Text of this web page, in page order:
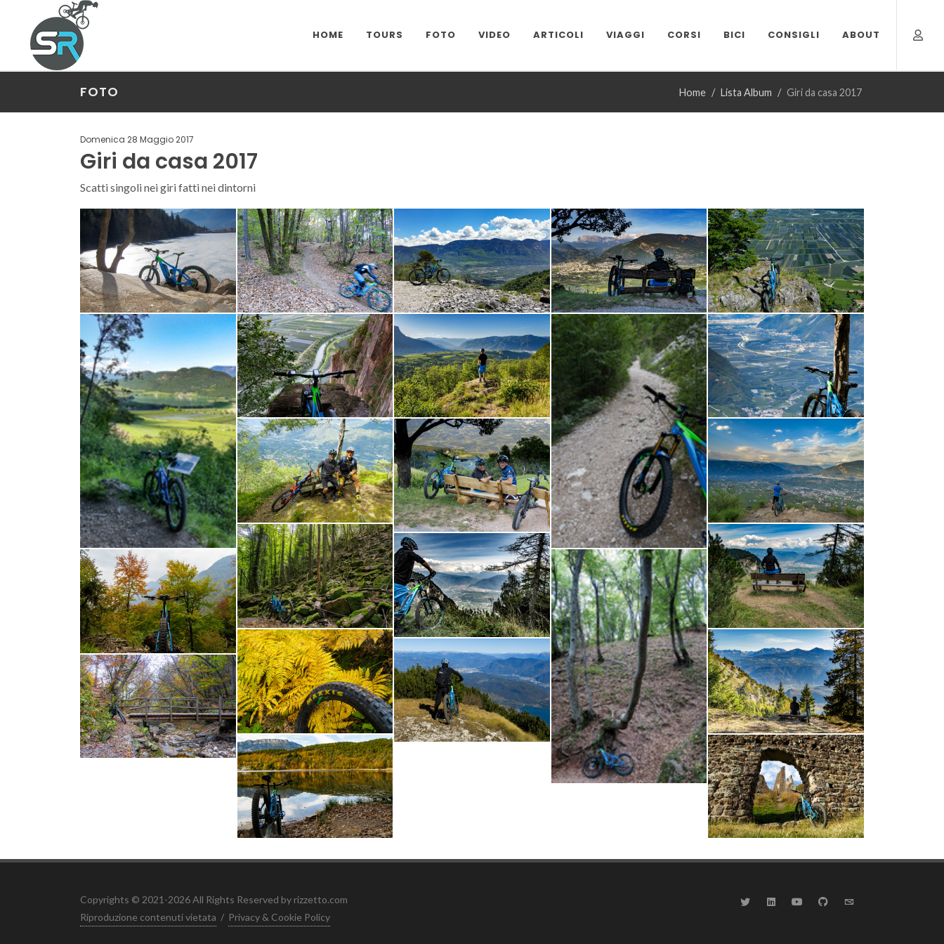
HOME TOURS FOTO VIDEO ARTICOLI VIAGGI CORSI BICI CONSIGLI ABOUT
FOTO Home Lista Album Giri da casa 2017
Domenica 28 Maggio 2017
Giri da casa 2017
Scatti singoli nei giri fatti nei dintorni
Copyrights © 2021-2026 All Rights Reserved by rizzetto.com
Riproduzione contenuti vietata / Privacy & Cookie Policy